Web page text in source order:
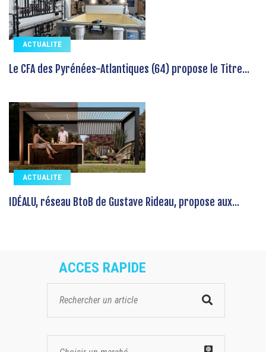
ACTUALITE
Le CFA des Pyrénées-Atlantiques (64) propose le Titre...
ACTUALITE
IDÉALU, réseau BtoB de Gustave Rideau, propose aux...
ACCES RAPIDE